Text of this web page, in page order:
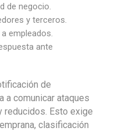
de negocio.
y terceros.
empleados.
ante
de
a comunicar ataques
reducidos. Esto exige
clasificación